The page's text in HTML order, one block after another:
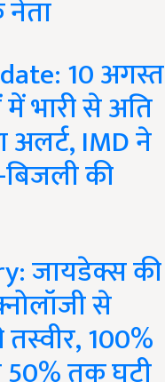
नेता
10 अगस्त
भारी से अति
अलर्ट, IMD ने
की
जायडेक्स की
से
100%